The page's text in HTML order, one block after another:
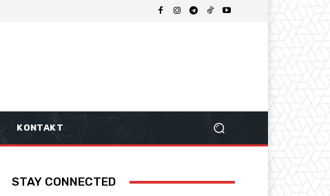
KONTAKT
STAY CONNECTED